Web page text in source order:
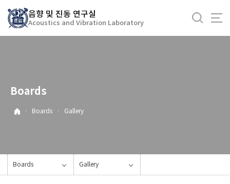
음향 및 진동 연구실
Acoustics and Vibration Laboratory
Boards
· Boards · Gallery
Boards Gallery